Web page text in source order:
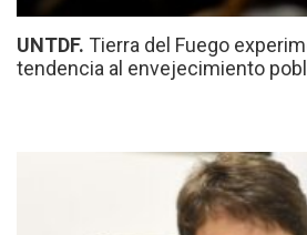
UNTDF. Tierra del Fuego
tendencia al envejecimiento